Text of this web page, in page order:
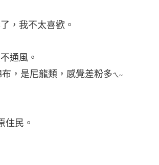
，我不太喜歡。
通風。
，是尼龍類，感覺差粉多ㄟ~
住民。